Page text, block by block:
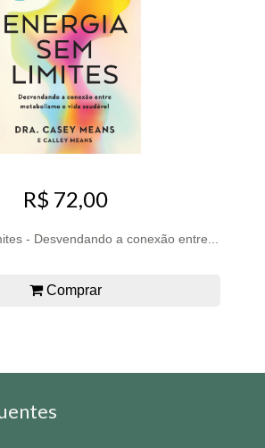
R$ 72,00
- Desvendando a conexão entre...
Comprar